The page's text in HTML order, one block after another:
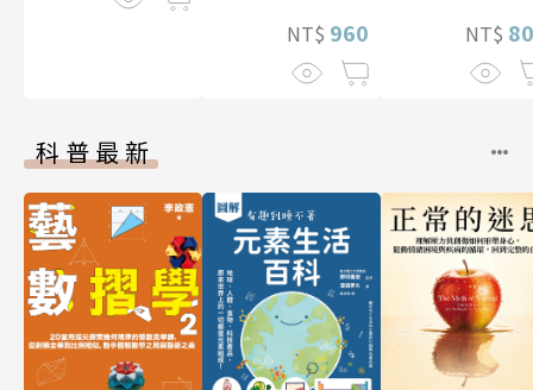
NT$ 960 NT$
科普最新